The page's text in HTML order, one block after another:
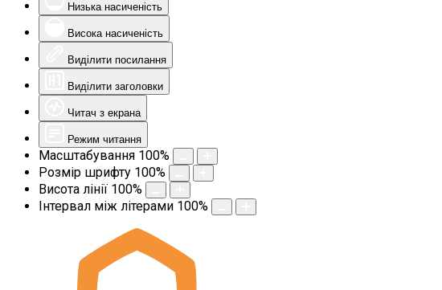
Низька насиченість
Висока насиченість
Виділити посилання
Виділити заголовки
Читач з екрана
Режим читання
Масштабування 100%
Розмір шрифту 100%
Висота лінії 100%
Інтервал між літерами 100%